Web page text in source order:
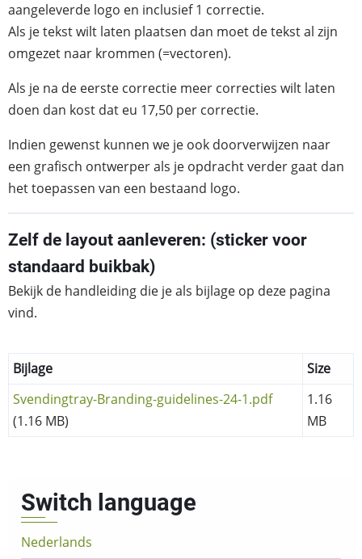
aangeleverde logo en inclusief 1 correctie.
Als je tekst wilt laten plaatsen dan moet de tekst al zijn
omgezet naar krommen (=vectoren).
Als je na de eerste correctie meer correcties wilt laten
doen dan kost dat eu 17,50 per correctie.
Indien gewenst kunnen we je ook doorverwijzen naar
een grafisch ontwerper als je opdracht verder gaat dan
het toepassen van een bestaand logo.
Zelf de layout aanleveren: (sticker voor
standaard buikbak)
Bekijk de handleiding die je als bijlage op deze pagina
vind.
Bijlage
Size
Svendingtray-Branding-guidelines-24-1.pdf
(1.16 MB)
1.16
MB
Switch language
Nederlands